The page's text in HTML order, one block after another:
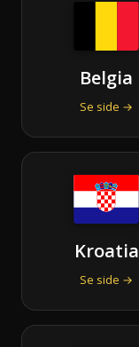
Belgia
Se side →
Kroatia
Se side →